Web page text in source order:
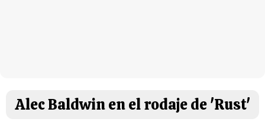
Alec Baldwin en el rodaje de 'Rust'